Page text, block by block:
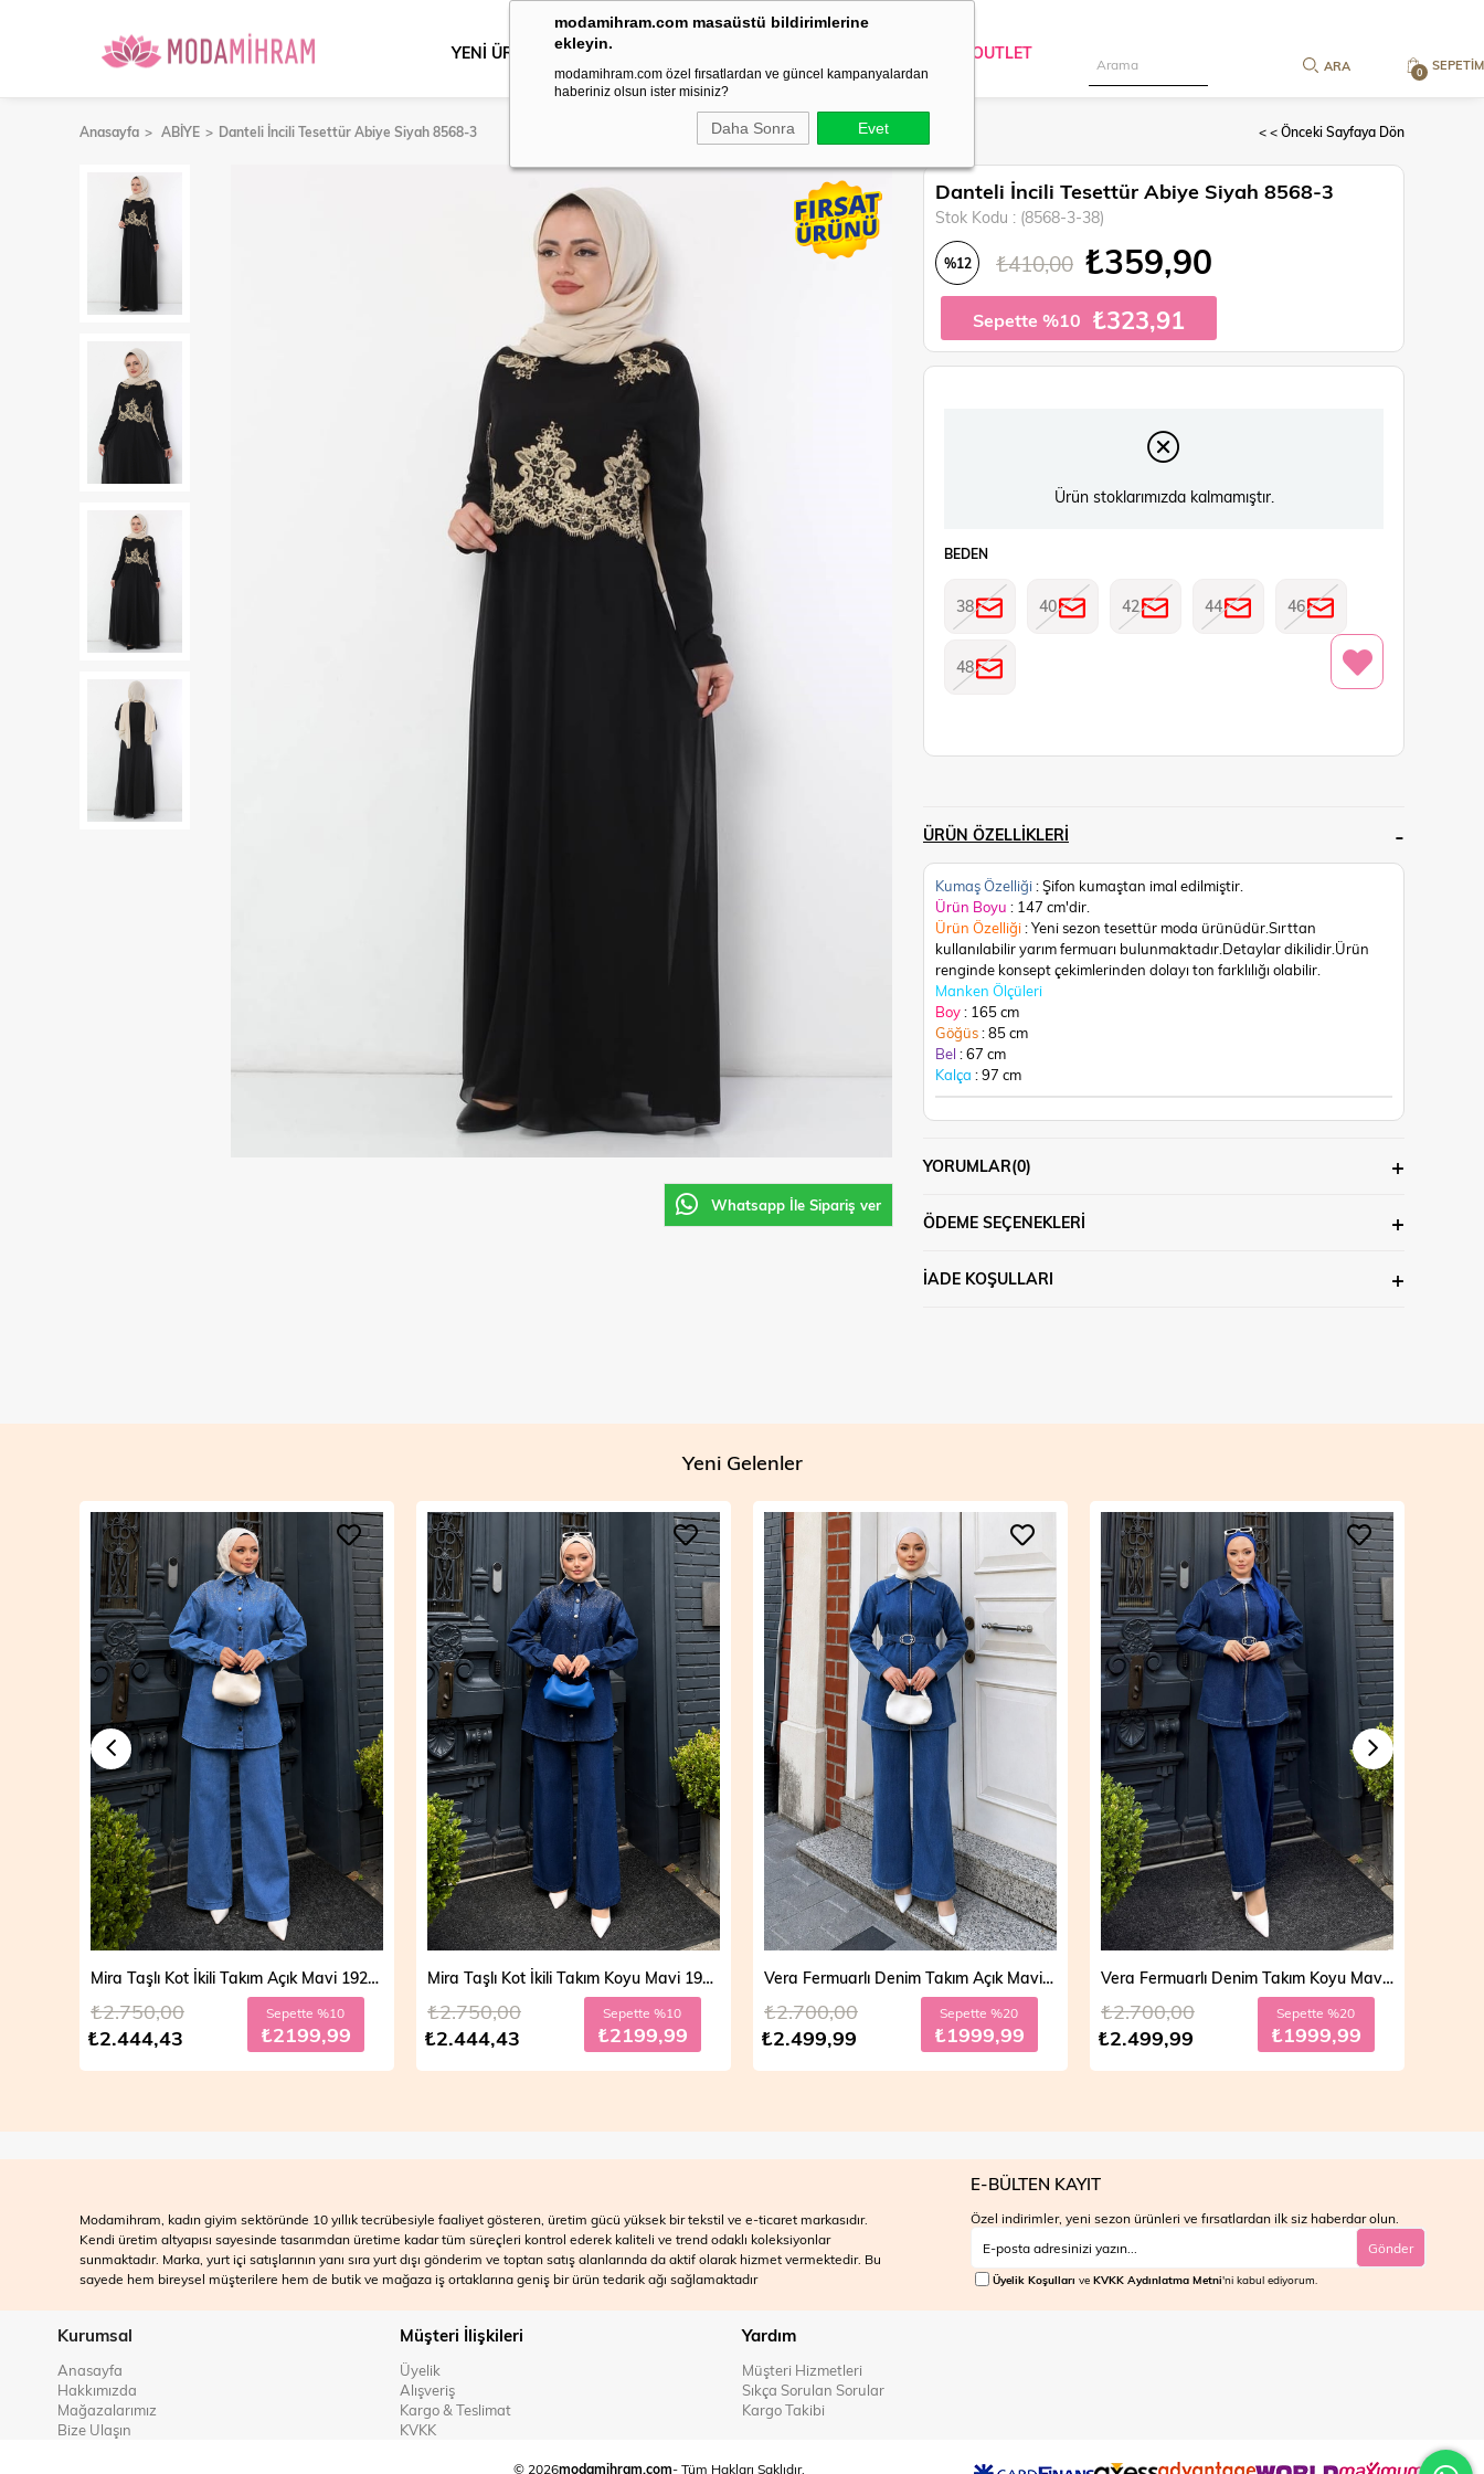
modamihram.com masaüstü bildirimlerine
ekleyin.
modamihram.com özel fırsatlardan ve güncel kampanyalardan
haberiniz olsun ister misiniz?
Daha Sonra Evet
SEPETIM
0
YENİ ÜRÜNLER DIŞ GİYİM OUTLET
Anasayfa ABİYE Danteli İncili Tesettür Abiye Siyah 8568-3 < < Önceki Sayfaya Dön
Whatsapp İle Sipariş ver
Danteli İncili Tesettür Abiye Siyah 8568-3
Stok Kodu (8568-3-38)
%12 ₺410,00 ₺359,90
Sepette %10 ₺323,91
Ürün stoklarımızda kalmamıştır.
BEDEN
38 40 42 44 46
48
ÜRÜN ÖZELLIKLERI
Kumaş Özelliği: Şifon kumaştan imal edilmiştir.
Ürün Boyu : 147 cm'dir.
Ürün Özelliği: Yeni sezon tesettür moda ürünüdür.Sırttan
kullanılabilir yarım fermuarı bulunmaktadır.Detaylar dikilidir. Ürün
renginde konsept çekimlerinden dolayı ton farklılığı olabilir.
Manken Ölçüleri
Boy: 165 cm
Göğüs: 85 cm
Bel : 67 cm
Kalça : 97 cm
YORUMLAR(0)
ÖDEME SEÇENEKLERI
İADE KOŞULLARI
Yeni Gelenler
Mira Taşlı Kot İkili Takım Açık Mavi 19286
₺2.444,43
₺2.750,00 Sepette %10
₺2199,99
Mira Taşlı Kot İkili Takım Koyu Mavi 19286
₺2.444,43
₺2.750,00 Sepette %10
₺2199,99
Vera Fermuarlı Denim Takım Açık Mavi 19298
₺2.499,99
₺2.700,00 Sepette %20
₺1999,99
Vera Fermuarlı Denim Takım Koyu Mavi 19298
₺2.499,99
₺2.700,00 Sepette %20
₺1999,99
Modamihram, kadın giyim sektöründe 10 yıllık tecrübesiyle faaliyet gösteren, üretim gücü yüksek bir tekstil ve e-ticaret markasıdır.
Kendi üretim altyapısı sayesinde tasarımdan üretime kadar tüm süreçleri kontrol ederek kaliteli ve trend odaklı koleksiyonlar
sunmaktadır. Marka, yurt içi satışlarının yanı sıra yurt dışı gönderim ve toptan satış alanlarında da aktif olarak hizmet vermektedir. Bu
sayede hem bireysel müşterilere hem de butik ve mağaza iş ortaklarına geniş bir ürün tedarik ağı sağlamaktadır
E-BÜLTEN KAYIT
Özel indirimler, yeni sezon ürünleri ve fırsatlardan ilk siz haberdar olun.
Gönder
Üyelik Koşulları ve KVKK Aydınlatma Metni'ni kabul ediyorum.
Kurumsal
Anasayfa
Hakkımızda
Mağazalarımız
Bize Ulaşın
Müşteri İlişkileri
Üyelik
Alışveriş
Kargo & Teslimat
KVKK
Yardım
Müşteri Hizmetleri
Sıkça Sorulan Sorular
Kargo Takibi
© 2026modamihram.com- Tüm Hakları Saklıdır.